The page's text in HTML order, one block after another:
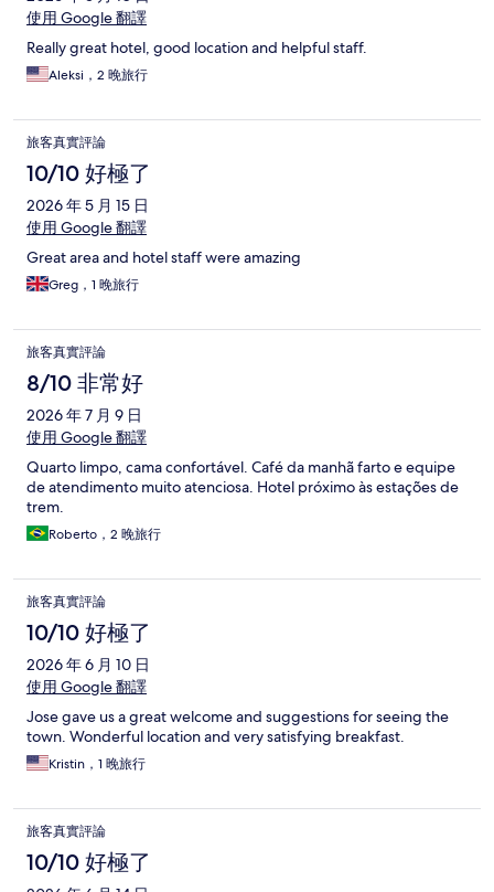
使用 Google 翻譯
Really great hotel, good location and helpful staff.
Aleksi，2 晚旅行
旅客真實評論
10/10 好極了
2026 年 5 月 15 日
使用 Google 翻譯
Great area and hotel staff were amazing
Greg，1 晚旅行
旅客真實評論
8/10 非常好
2026 年 7 月 9 日
使用 Google 翻譯
Quarto limpo, cama confortável. Café da manhã farto e equipe
de atendimento muito atenciosa. Hotel próximo às estações de
trem.
Roberto，2 晚旅行
旅客真實評論
10/10 好極了
2026 年 6 月 10 日
使用 Google 翻譯
Jose gave us a great welcome and suggestions for seeing the
town. Wonderful location and very satisfying breakfast.
Kristin，1 晚旅行
旅客真實評論
10/10 好極了